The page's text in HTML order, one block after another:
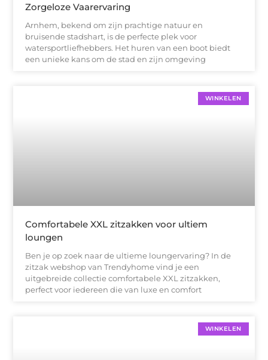
Zorgeloze Vaarervaring
Arnhem, bekend om zijn prachtige natuur en
bruisende stadshart, is de perfecte plek voor
watersportliefhebbers. Het huren van een boot biedt
een unieke kans om de stad en zijn omgeving
WINKELEN
Comfortabele XXL zitzakken voor ultiem
loungen
Ben je op zoek naar de ultieme loungervaring? In de
zitzak webshop van Trendyhome vind je een
uitgebreide collectie comfortabele XXL zitzakken,
perfect voor iedereen die van luxe en comfort
WINKELEN